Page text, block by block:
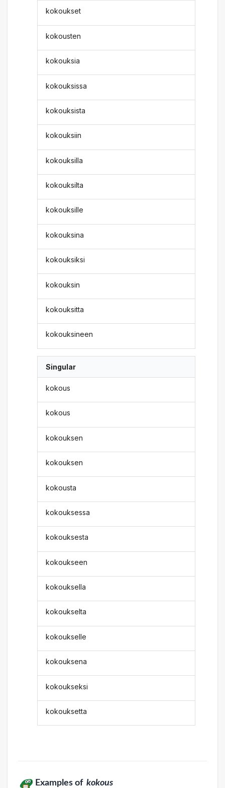
kokoukset
kokousten
kokouksia
kokouksissa
kokouksista
kokouksiin
kokouksilla
kokouksilta
kokouksille
kokouksina
kokouksiksi
kokouksin
kokouksitta
kokouksineen
Singular
kokous
kokous
kokouksen
kokouksen
kokousta
kokouksessa
kokouksesta
kokoukseen
kokouksella
kokoukselta
kokoukselle
kokouksena
kokoukseksi
kokouksetta
Examples of kokous